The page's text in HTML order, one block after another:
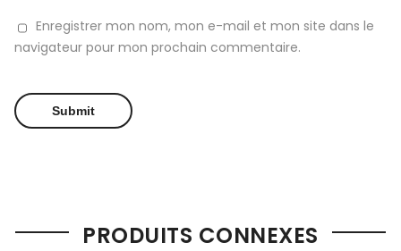
Enregistrer mon nom, mon e-mail et mon site dans le
navigateur pour mon prochain commentaire.
PRODUITS CONNEXES